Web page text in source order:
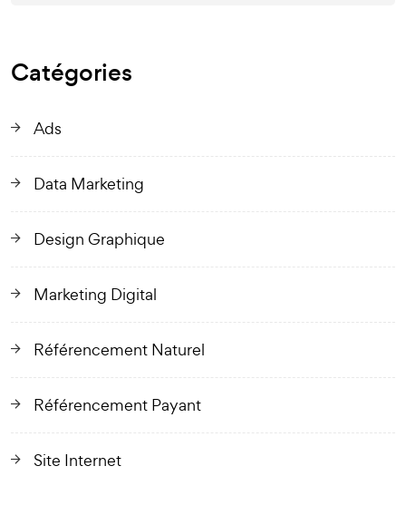
Catégories
Ads
Data Marketing
Design Graphique
Marketing Digital
Référencement Naturel
Référencement Payant
Site Internet